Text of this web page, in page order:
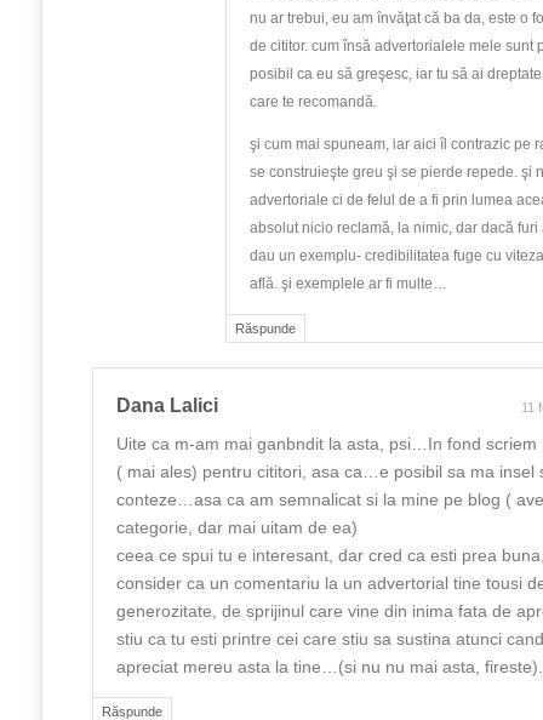
Răspunde
nu ar trebui, eu am învăţat că ba da, este o
de cititor. cum însă advertorialele mele sunt
posibil ca eu să greşesc, iar tu să ai
care te recomandă.
şi cum mai spuneam, iar aici îl contrazic pe
se construieşte greu şi se pierde repede. şi
advertoriale ci de felul de a fi prin lumea
absolut nicio reclamă, la nimic, dar dacă
dau un exemplu- credibilitatea fuge cu
află. şi exemplele ar fi multe…
Răspunde
Dana Lalici 11
Uite ca m-am mai ganbndit la asta, psi…In fond scriem
( mai ales) pentru cititori, asa ca…e posibil sa ma insel
conteze…asa ca am semnalicat si la mine pe blog (
categorie, dar mai uitam de ea)
ceea ce spui tu e interesant, dar cred ca esti prea
consider ca un comentariu la un advertorial tine tousi
generozitate, de sprijinul care vine din inima fata de
stiu ca tu esti printre cei care stiu sa sustina atunci
apreciat mereu asta la tine…(si nu nu mai asta, fireste).